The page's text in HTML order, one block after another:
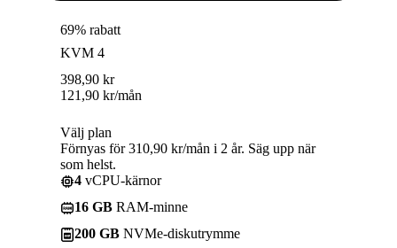
69% rabatt
KVM 4
398,90 kr
121,90 kr/mån
Välj plan
Förnyas för 310,90 kr/mån i 2 år. Säg upp när
som helst.
4 vCPU-kärnor
16 GB RAM-minne
200 GB NVMe-diskutrymme